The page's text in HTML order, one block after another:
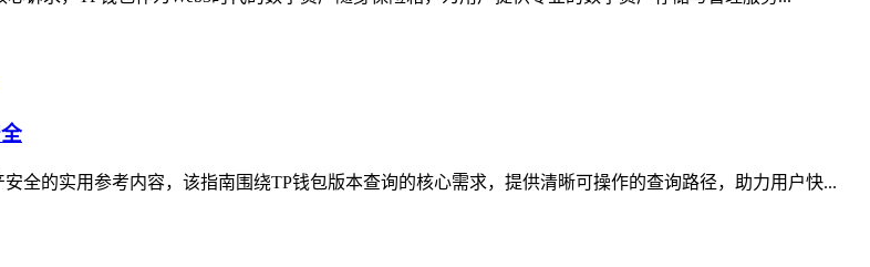
全的实用参考内容，该指南围绕TP钱包版本查询的核心需求，提供清晰可操作的查询路径，助力用户快...